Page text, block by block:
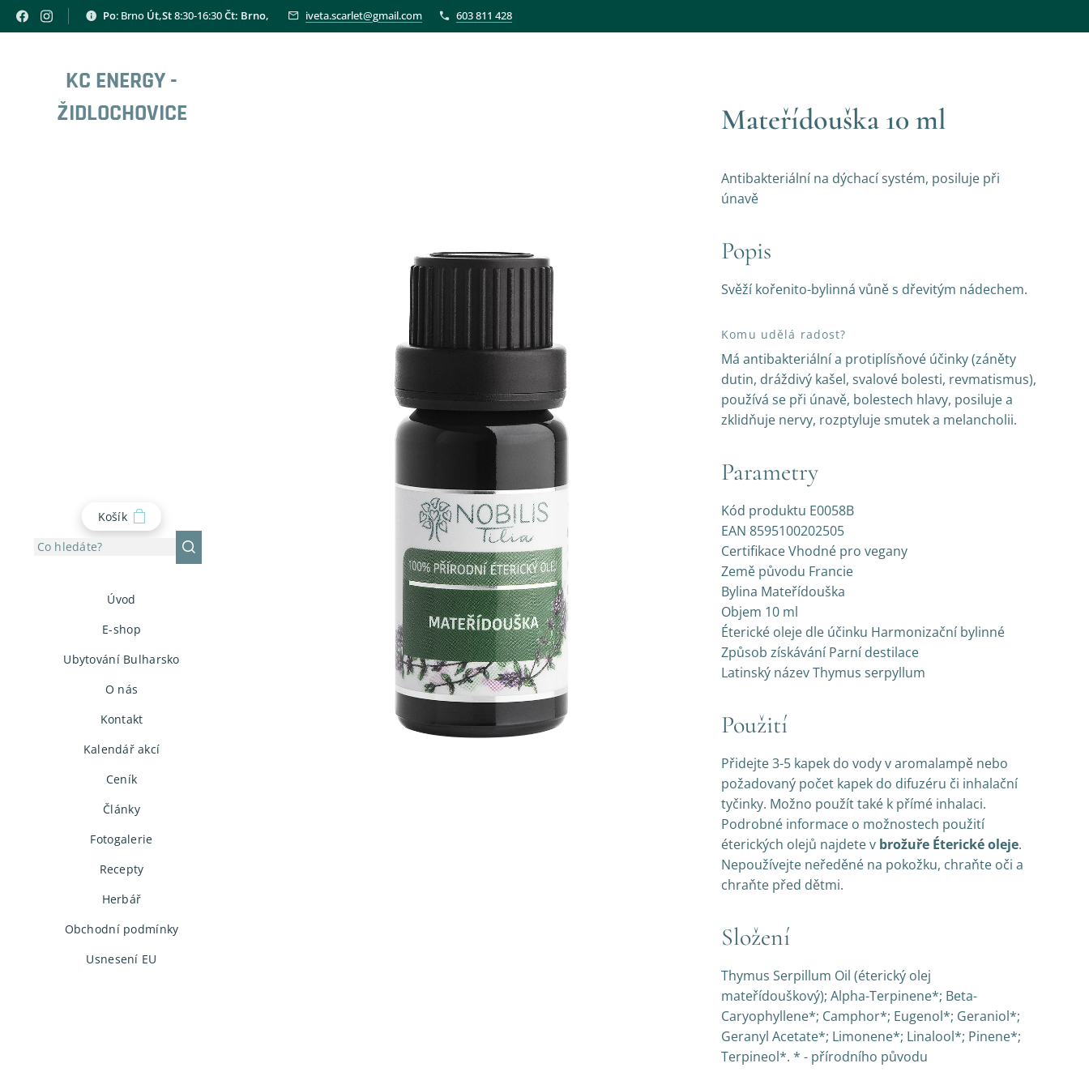
Po: Brno Út,St8:30-16:30Čt: Brno, iveta.scarlet@gmail.com 603 811 428
KC ENERGY -
ŽIDLOCHOVICE
Košík
Úvod
E-shop
Ubytování Bulharsko
O nás
Kontakt
Kalendář akcí
Ceník
Články
Fotogalerie
Recepty
Herbář
Obchodní podmínky
Usnesení EU
Mateřídouška 10 ml
Antibakteriální na dýchací systém, posiluje při
únavě
Popis
Svěží kořenito-bylinná vůně s dřevitým nádechem.
Komu udělá radost?
Má antibakteriální a protiplísňové účinky (záněty
dutin, dráždivý kašel, svalové bolesti, revmatismus),
používá se při únavě, bolestech hlavy, posiluje a
zklidňuje nervy, rozptyluje smutek a melancholii.
Parametry
Kód produktu E0058B
EAN 8595100202505
Certifikace Vhodné pro vegany
Země původu Francie
Bylina Mateřídouška
Objem 10 ml
Éterické oleje dle účinku Harmonizační bylinné
Způsob získávání Parní destilace
Latinský název Thymus serpyllum
Použití
Přidejte 3-5 kapek do vody v aromalampě nebo
požadovaný počet kapek do difuzéru či inhalační
tyčinky. Možno použít také k přímé inhalaci.
Podrobné informace o možnostech použití
éterických olejů najdete v brožuře Éterické oleje.
Nepoužívejte neředěné na pokožku, chraňte oči a
chraňte před dětmi.
Složení
Thymus Serpillum Oil (éterický olej
mateřídouškový); Alpha-Terpinene*; Beta-
Caryophyllene*; Camphor*; Eugenol*; Geraniol*;
Geranyl Acetate*; Limonene*; Linalool*; Pinene*;
Terpineol*. * - přírodního původu